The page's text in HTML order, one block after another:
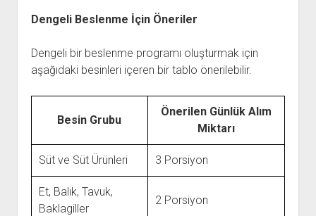
Dengeli Beslenme İçin Öneriler
Dengeli bir beslenme programı oluşturmak için
aşağıdaki besinleri içeren bir tablo önerilebilir.
Besin Grubu
Önerilen Günlük Alım
Miktarı
Süt ve Süt Ürünleri 3 Porsiyon
Et, Balık, Tavuk,
Baklagiller
2 Porsiyon